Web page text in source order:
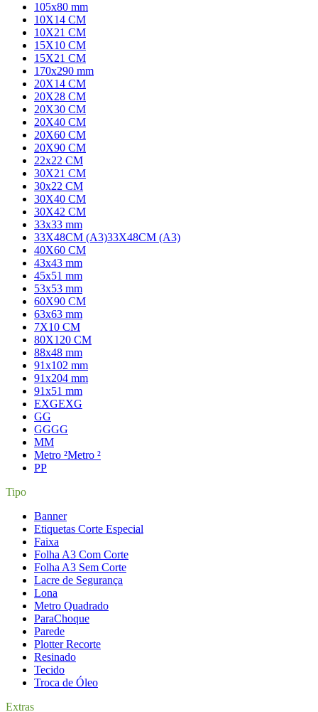
105x80 mm
10X14 CM
10X21 CM
15X10 CM
15X21 CM
170x290 mm
20X14 CM
20X28 CM
20X30 CM
20X40 CM
20X60 CM
20X90 CM
22x22 CM
30X21 CM
30x22 CM
30X40 CM
30X42 CM
33x33 mm
33X48CM (A3)33X48CM (A3)
40X60 CM
43x43 mm
45x51 mm
53x53 mm
60X90 CM
63x63 mm
7X10 CM
80X120 CM
88x48 mm
91x102 mm
91x204 mm
91x51 mm
EXGEXG
GG
GGGG
MM
Metro ²Metro ²
PP
Tipo
Banner
Etiquetas Corte Especial
Faixa
Folha A3 Com Corte
Folha A3 Sem Corte
Lacre de Segurança
Lona
Metro Quadrado
ParaChoque
Parede
Plotter Recorte
Resinado
Tecido
Troca de Óleo
Extras